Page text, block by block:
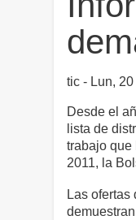
tic Lun,
Desde el
lista de
trabajo que
2011, la
Las